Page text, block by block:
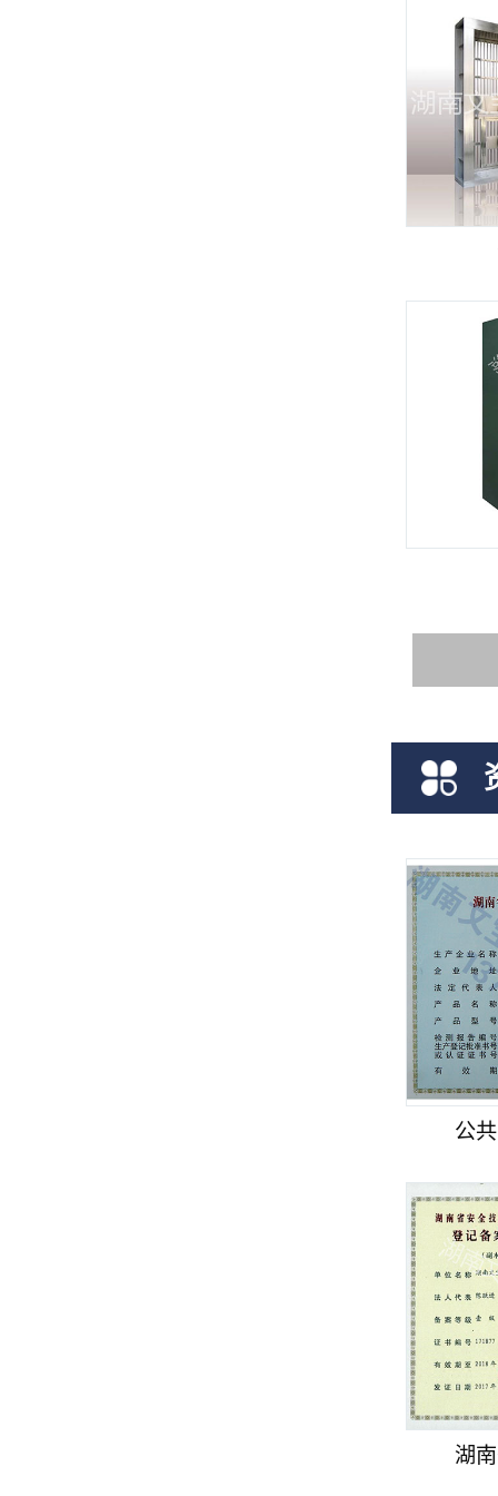
公
湖